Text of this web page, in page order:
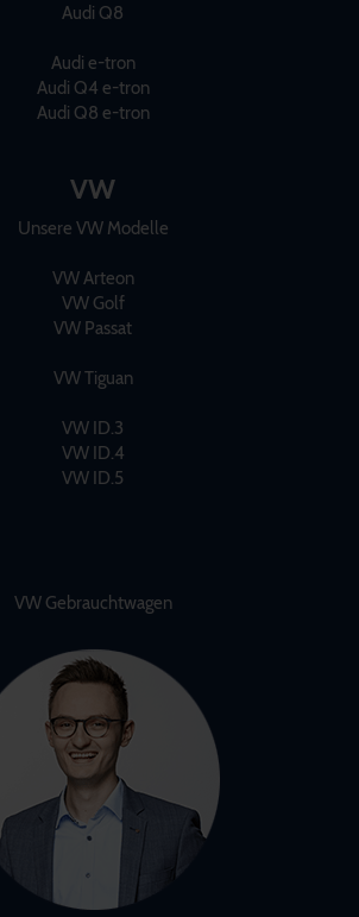
Audi Q8
Audi e-tron
Audi Q4 e-tron
Audi Q8 e-tron
VW
Unsere VW Modelle
VW Arteon
VW Golf
VW Passat
VW Tiguan
VW ID.3
VW ID.4
VW ID.5
VW Gebrauchtwagen